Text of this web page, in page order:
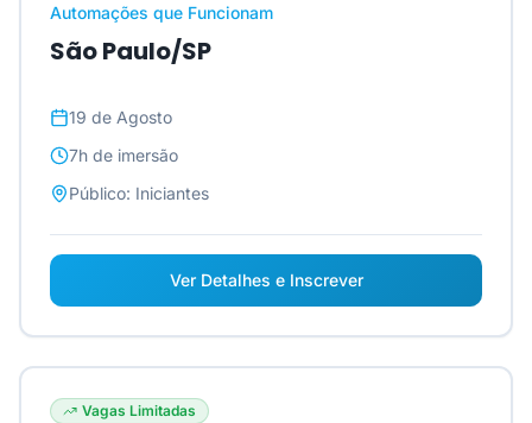
Automações que Funcionam
São Paulo/SP
19 de Agosto
7h de imersão
Público: Iniciantes
Ver Detalhes e Inscrever
Vagas Limitadas